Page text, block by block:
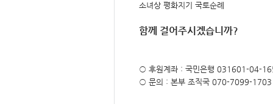
소녀상 평화지기 국토순례
함께 걸어주시겠습니까?
○ 후원계좌 : 국민은행 031601-04-
○ 문의 : 본부 조직국 070-7099-1703